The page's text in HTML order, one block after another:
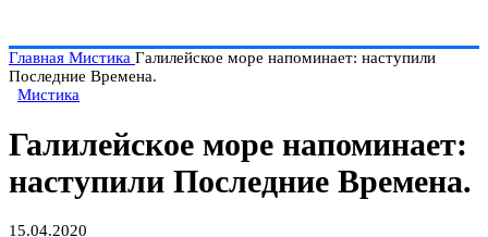
Главная Мистика Галилейское море напоминает: наступили
Последние Времена.
Мистика
Галилейское море напоминает:
наступили Последние Времена.
15.04.2020